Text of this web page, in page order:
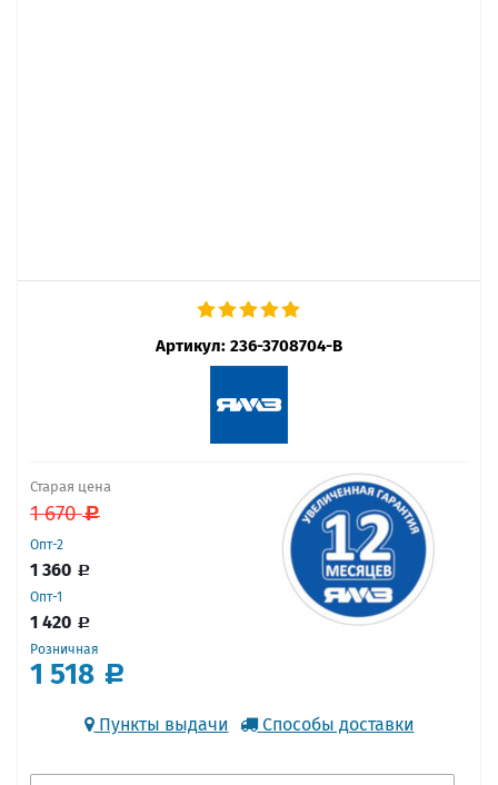
Артикул: 236-3708704-В
Старая цена
1 670
Опт-2
1 360
Опт-1
1 420
Розничная
1 518
Пункты выдачи Способы доставки